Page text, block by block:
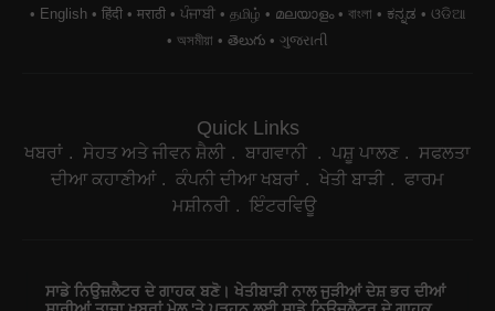
English हिंदी मराठी ਪੰਜਾਬੀ தமிழ் മലയാളം বাংলা ಕನ್ನಡ
ଓଡିଆ
অসমীয়া
తెలుగు ગુજરાતી
Quick Links
ਖਬਰਾਂ ਸੇਹਤ ਅਤੇ ਜੀਵਨ ਸ਼ੈਲੀ ਬਾਗਵਾਨੀ ਪਸ਼ੂ ਪਾਲਣ
ਸਫਲਤਾ
ਦੀਆ ਕਹਾਣੀਆਂ
ਕੰਪਨੀ ਦੀਆ ਖਬਰਾਂ ਖੇਤੀ ਬਾੜੀ
ਫਾਰਮ
ਮਸ਼ੀਨਰੀ
ਇੰਟਰਵਿਊ
ਸਾਡੇ ਨਿਉਜ਼ਲੈਟਰ ਦੇ ਗਾਹਕ ਬਣੋ। ਖੇਤੀਬਾੜੀ ਨਾਲ ਜੁੜੀਆਂ ਦੇਸ਼ ਭਰ ਦੀਆਂ